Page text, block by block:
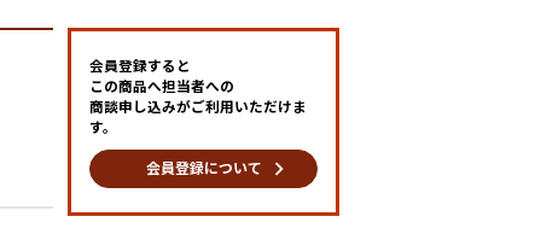
会員登録すると
この商品へ担当者への
商談申し込みがご利用いただけま
す。
会員登録について keyboard_arrow_right